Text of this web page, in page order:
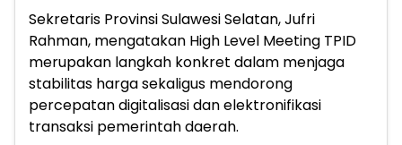
Sekretaris Provinsi Sulawesi Selatan, Jufri
Rahman, mengatakan High Level Meeting TPID
merupakan langkah konkret dalam menjaga
stabilitas harga sekaligus mendorong
percepatan digitalisasi dan elektronifikasi
transaksi pemerintah daerah.